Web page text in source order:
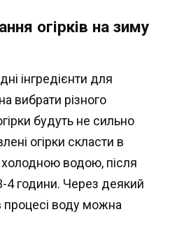
огірків на зиму
інгредієнти для
вибрати різного
будуть не сильно
огірки скласти в
холодною водою, після
4 години. Через деякий
процесі воду можна